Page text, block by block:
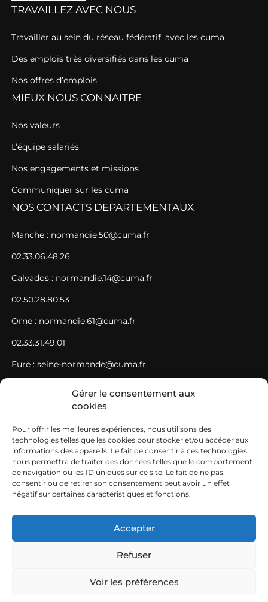
Gérer le consentement aux
cookies
Pour offrir les meilleures expériences, nous utilisons des
technologies telles que les cookies pour stocker et/ou accéder aux
informations des appareils. Le fait de consentir à ces technologies
nous permettra de traiter des données telles que le comportement
de navigation ou les ID uniques sur ce site. Le fait de ne pas
consentir ou de retirer son consentement peut avoir un effet
négatif sur certaines caractéristiques et fonctions.
Accepter
Refuser
Voir les préférences
TRAVAILLEZ AVEC NOUS
Travailler au sein du réseau fédératif, avec les cuma
Des emplois très diversifiés dans les cuma
Nos offres d’emplois
MIEUX NOUS CONNAITRE
Nos valeurs
L’équipe salariés
Nos engagements et missions
Communiquer sur les cuma
NOS CONTACTS DEPARTEMENTAUX
Manche : normandie.50@cuma.fr
02.33.06.48.26
Calvados : normandie.14@cuma.fr
02.50.28.80.53
Orne : normandie.61@cuma.fr
02.33.31.49.01
Eure : seine-normande@cuma.fr
Seine-Maritime : seine-normande@cuma.fr
02.35.61.78.21
SIEGE
Fédération des cuma Normandie Ouest Maison de
l’agriculture – avenue de Paris 50009 SAINT-LO CEDEX
02.33.06.48.26
normandie-ouest@cuma.fr
Mentions légales FCuma Normandie © 2026